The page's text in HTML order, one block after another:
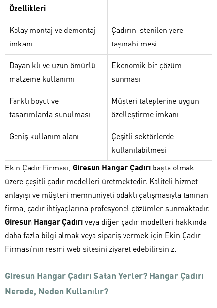
Özellikleri
Kolay montaj ve demontaj
imkanı
Çadırın istenilen yere
taşınabilmesi
Dayanıklı ve uzun ömürlü
malzeme kullanımı
Ekonomik bir çözüm
sunması
Farklı boyut ve
tasarımlarda sunulması
Müşteri taleplerine uygun
özelleştirme imkanı
Geniş kullanım alanı
Çeşitli sektörlerde
kullanılabilmesi
Ekin Çadır Firması, Giresun Hangar Çadırı başta olmak
üzere çeşitli çadır modelleri üretmektedir. Kaliteli hizmet
anlayışı ve müşteri memnuniyeti odaklı çalışmasıyla tanınan
firma, çadır ihtiyaçlarına profesyonel çözümler sunmaktadır.
Giresun Hangar Çadırıveya diğer çadır modelleri hakkında
daha fazla bilgi almak veya sipariş vermek için Ekin Çadır
Firması’nın resmi web sitesini ziyaret edebilirsiniz.
Giresun Hangar Çadırı Satan Yerler? Hangar Çadırı
Nerede, Neden Kullanılır?